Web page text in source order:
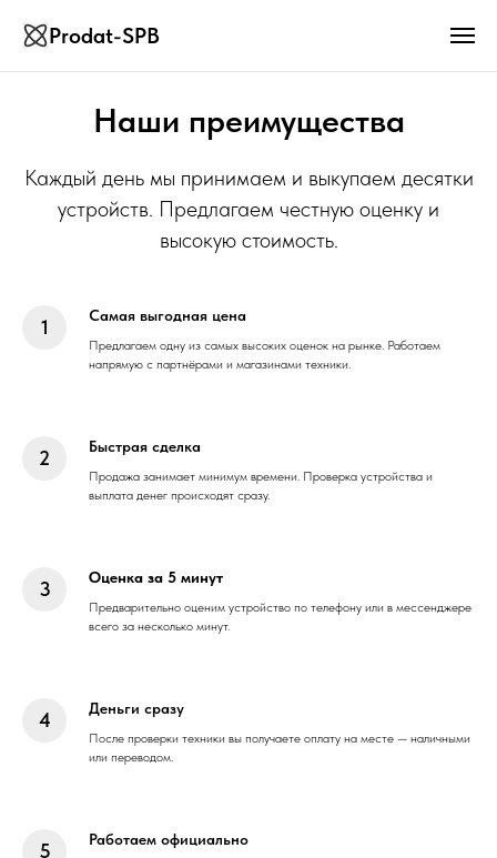
Prodat-SPB
Наши преимущества
Каждый день мы принимаем и выкупаем десятки
устройств. Предлагаем честную оценку и
высокую стоимость.
Самая выгодная цена
Предлагаем одну из самых высоких оценок на рынке. Работаем
напрямую с партнёрами и магазинами техники.
Быстрая сделка
Продажа занимает минимум времени. Проверка устройства и
выплата денег происходят сразу.
Оценка за 5 минут
Предварительно оценим устройство по телефону или в мессенджере
всего за несколько минут.
Деньги сразу
После проверки техники вы получаете оплату на месте — наличными
или переводом.
Работаем официально